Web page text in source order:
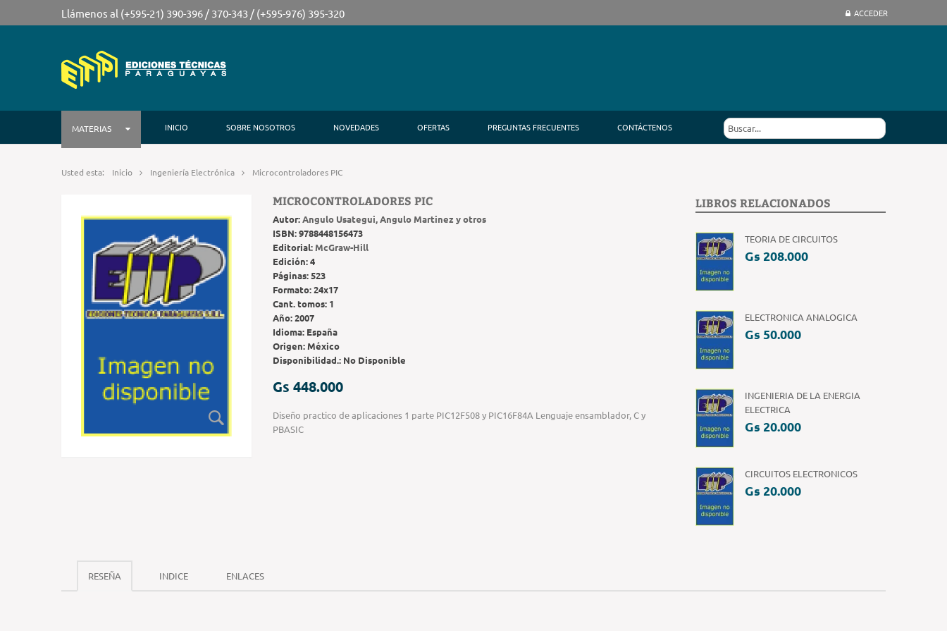
Llámenos al (+595-21) 390-396 / 370-343 / (+595-976) 395-320 ACCEDER
MATERIAS INICIO SOBRE NOSOTROS NOVEDADES OFERTAS PREGUNTAS FRECUENTES CONTÁCTENOS
Usted esta: Inicio Ingeniería Electrónica Microcontroladores PIC
MICROCONTROLADORES PIC
Autor:Angulo Usategui, Angulo Martinez y otros
ISBN:9788448156473
Editorial: McGraw-Hill
Edición:4
Páginas:523
Formato:24x17
Cant. tomos: 1
Año:2007
Idioma: España
Origen:México
Disponibilidad.: No Disponible
Gs 448.000
Diseño practico de aplicaciones 1 parte PIC12F508 y PIC16F84A Lenguaje ensamblador, C y
PBASIC
LIBROS RELACIONADOS
TEORIA DE CIRCUITOS
Gs 208.000
ELECTRONICA ANALOGICA
Gs 50.000
INGENIERIA DE LA ENERGIA
ELECTRICA
Gs 20.000
CIRCUITOS ELECTRONICOS
Gs 20.000
RESEÑA INDICE ENLACES